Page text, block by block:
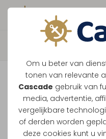
Om u beter van
tonen van relevante
Cascade gebruik van
media, advertentie,
vergelijkbare
of derden worden
deze cookies kunt u
Boek
Terug
Walking
water
Een schip